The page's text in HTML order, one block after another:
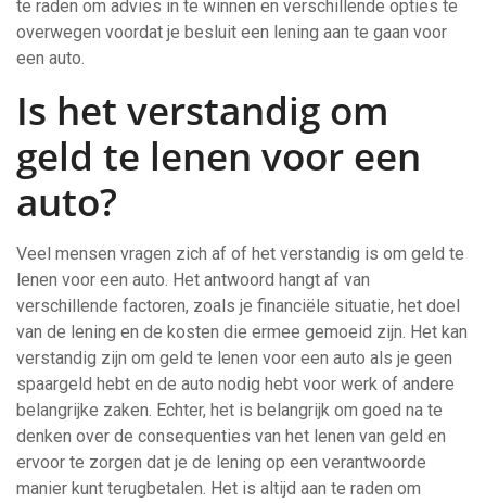
te raden om advies in te winnen en verschillende opties te
overwegen voordat je besluit een lening aan te gaan voor
een auto.
Is het verstandig om
geld te lenen voor een
auto?
Veel mensen vragen zich af of het verstandig is om geld te
lenen voor een auto. Het antwoord hangt af van
verschillende factoren, zoals je financiële situatie, het doel
van de lening en de kosten die ermee gemoeid zijn. Het kan
verstandig zijn om geld te lenen voor een auto als je geen
spaargeld hebt en de auto nodig hebt voor werk of andere
belangrijke zaken. Echter, het is belangrijk om goed na te
denken over de consequenties van het lenen van geld en
ervoor te zorgen dat je de lening op een verantwoorde
manier kunt terugbetalen. Het is altijd aan te raden om